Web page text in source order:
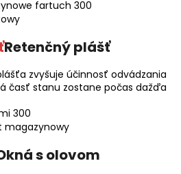
Retenčný plášť
zvyšuje účinnosť odvádzania
časť stanu zostane počas dažďa
s olovom